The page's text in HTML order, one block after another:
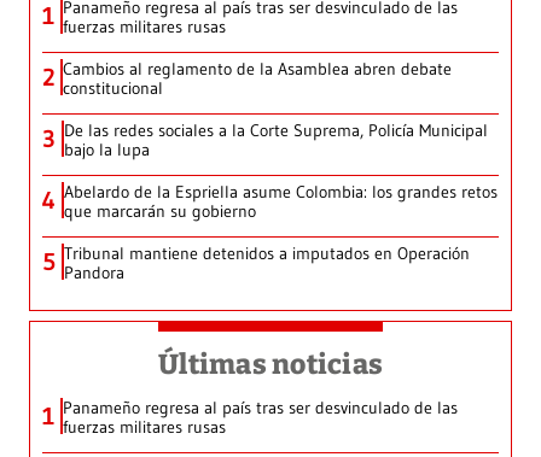
1 Panameño regresa al país tras ser desvinculado de las
fuerzas militares rusas
2 Cambios al reglamento de la Asamblea abren debate
constitucional
3 De las redes sociales a la Corte Suprema, Policía Municipal
bajo la lupa
4 Abelardo de la Espriella asume Colombia: los grandes retos
que marcarán su gobierno
5 Tribunal mantiene detenidos a imputados en Operación
Pandora
Últimas noticias
1 Panameño regresa al país tras ser desvinculado de las
fuerzas militares rusas